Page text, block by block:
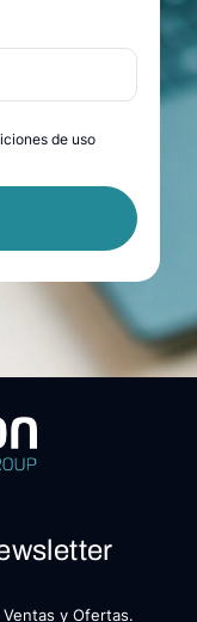
de uso
y Ofertas.